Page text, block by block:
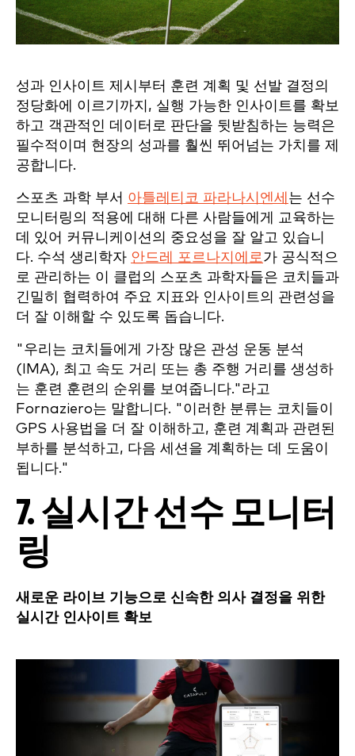
성과 인사이트 제시부터 훈련 계획 및 선발 결정의
정당화에 이르기까지, 실행 가능한 인사이트를 확보
하고 객관적인 데이터로 판단을 뒷받침하는 능력은
필수적이며 현장의 성과를 훨씬 뛰어넘는 가치를 제
공합니다.
스포츠 과학 부서 아틀레티코 파라나시엔세 는 선수
모니터링의 적용에 대해 다른 사람들에게 교육하는
데 있어 커뮤니케이션의 중요성을 잘 알고 있습니
다. 수석 생리학자 안드레 포르나지에로 가 공식적으
로 관리하는 이 클럽의 스포츠 과학자들은 코치들과
긴밀히 협력하여 주요 지표와 인사이트의 관련성을
더 잘 이해할 수 있도록 돕습니다.
"우리는 코치들에게 가장 많은 관성 운동 분석
(IMA), 최고 속도 거리 또는 총 주행 거리를 생성하
는 훈련 훈련의 순위를 보여줍니다."라고
Fornaziero는 말합니다. "이러한 분류는 코치들이
GPS 사용법을 더 잘 이해하고, 훈련 계획과 관련된
부하를 분석하고, 다음 세션을 계획하는 데 도움이
됩니다."
7. 실시간 선수 모니터
링
새로운 라이브 기능으로 신속한 의사 결정을 위한
실시간 인사이트 확보